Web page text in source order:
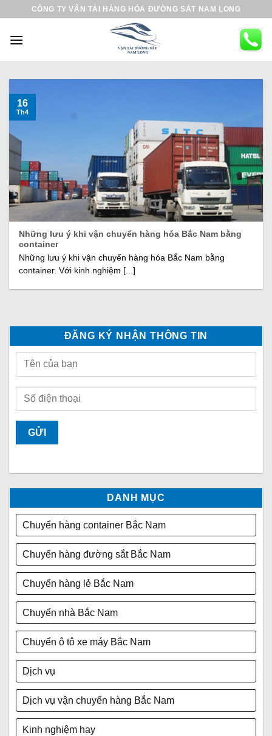
CÔNG TY VẬN TẢI HÀNG HÓA ĐƯỜNG SẮT NAM LONG
Những lưu ý khi vận chuyển hàng hóa Bắc Nam bằng
container
Những lưu ý khi vận chuyển hàng hóa Bắc Nam bằng
container. Với kinh nghiệm [...]
16
Th4
ĐĂNG KÝ NHẬN THÔNG TIN
DANH MỤC
Chuyển hàng container Bắc Nam
Chuyển hàng đường sắt Bắc Nam
Chuyển hàng lẻ Bắc Nam
Chuyển nhà Bắc Nam
Chuyển ô tô xe máy Bắc Nam
Dịch vụ
Dịch vụ vận chuyển hàng Bắc Nam
Kinh nghiệm hay